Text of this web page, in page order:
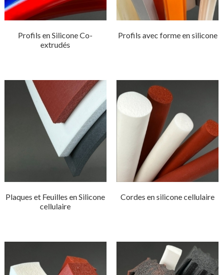
Profils en Silicone Co-
extrudés
Profils avec forme en silicone
Plaques et Feuilles en Silicone
cellulaire
Cordes en silicone cellulaire